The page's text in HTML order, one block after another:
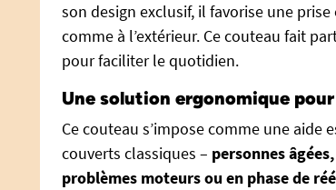
son design exclusif, il favorise une
comme à l’extérieur. Ce couteau fait
pour faciliter le quotidien.
Une solution ergonomique
Ce couteau s’impose comme une
couverts classiques – personnes
problèmes moteurs ou en phase de